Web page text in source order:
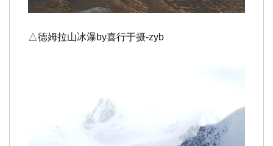
△德姆拉山冰瀑by喜行于摄-zyb